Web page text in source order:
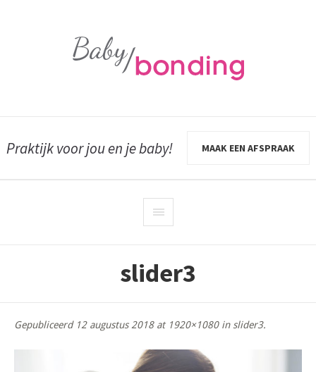
Praktijk voor jou en je baby! MAAK EEN AFSPRAAK
slider3
Gepubliceerd 12 augustus 2018at 1920×1080 in slider3.